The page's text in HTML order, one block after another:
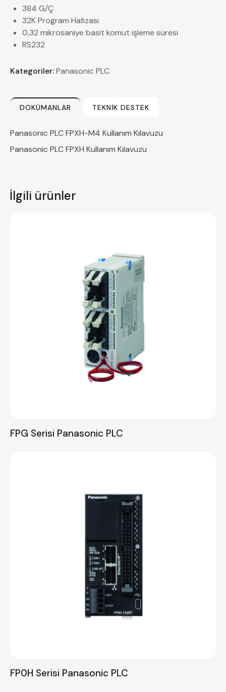
384 G/Ç
32K Program Hafızası
0,32 mikrosaniye basit komut işleme süresi
RS232
Kategoriler:Panasonic PLC
DOKÜMANLAR TEKNIK DESTEK
Panasonic PLC FPXH-M4 Kullanım Kılavuzu
Panasonic PLC FPXH Kullanım Kılavuzu
İlgili ürünler
FPG Serisi Panasonic PLC
FP0H Serisi Panasonic PLC